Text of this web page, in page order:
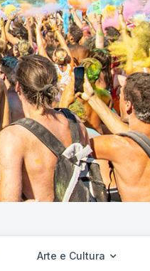
Arte e Cultura